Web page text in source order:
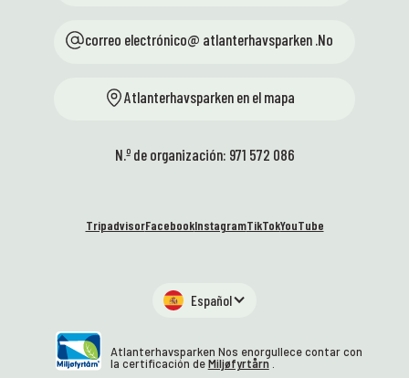
correo electrónico@ atlanterhavsparken .No
Atlanterhavsparken en el mapa
N.º de organización: 971 572 086
TripadvisorFacebookInstagramTikTokYouTube
Español
Atlanterhavsparken Nos enorgullece contar con
la certificación deMiljøfyrtårn.